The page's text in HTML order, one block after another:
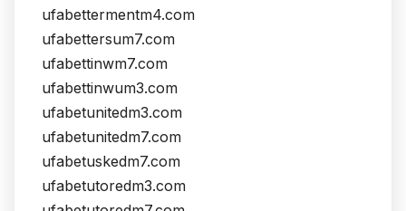
ufabettermentm4.com
ufabettersum7.com
ufabettinwm7.com
ufabettinwum3.com
ufabetunitedm3.com
ufabetunitedm7.com
ufabetuskedm7.com
ufabetutoredm3.com